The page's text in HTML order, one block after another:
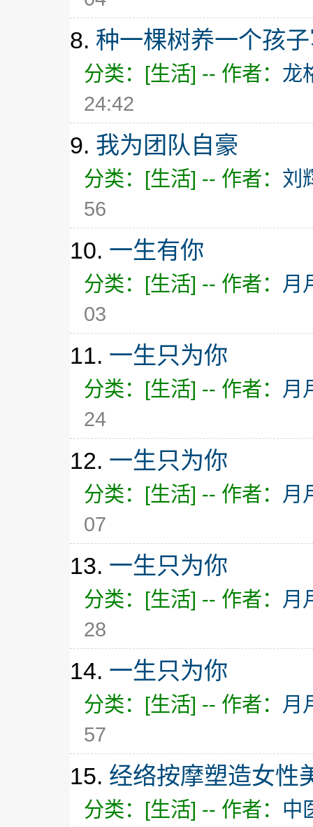
8. 种一棵树养一个孩
分类：[生活] -- 作者： 龙
24:42
9. 我为团队自豪
分类：[生活] -- 作者： 刘
56
10. 一生有你
分类：[生活] -- 作者： 月
03
11. 一生只为你
分类：[生活] -- 作者： 月
24
12. 一生只为你
分类：[生活] -- 作者： 月
07
13. 一生只为你
分类：[生活] -- 作者： 月
28
14. 一生只为你
分类：[生活] -- 作者： 月
57
15. 经络按摩塑造女性
分类：[生活] -- 作者： 中